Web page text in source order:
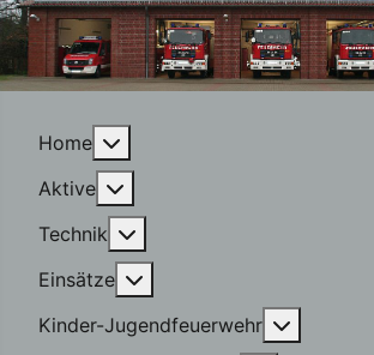
Home
Aktive
Technik
Einsätze
Kinder-Jugendfeuerwehr